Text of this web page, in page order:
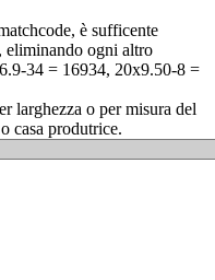
è sufficente
eliminando ogni altro
34 = 16934, 20x9.50-8 =
larghezza o per misura del
casa produtrice.